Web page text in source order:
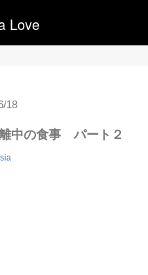
Love
18
離中の食事 パート２